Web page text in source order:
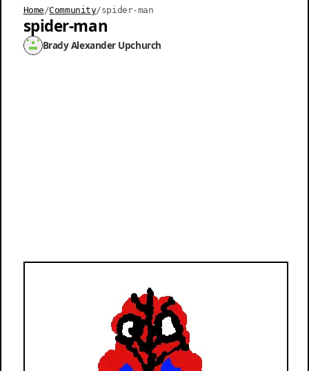
Home /Community/spider-man
spider-man
Brady Alexander Upchurch